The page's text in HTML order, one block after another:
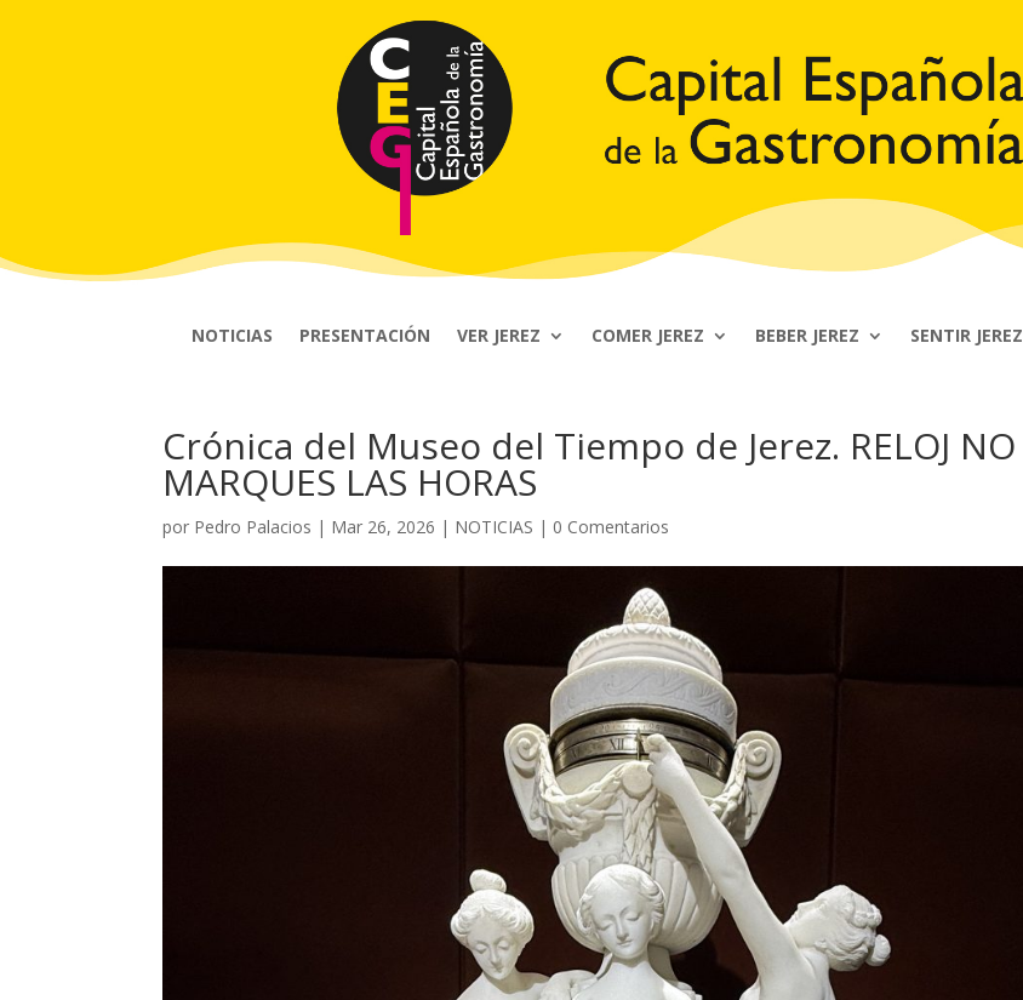
NOTICIAS PRESENTACIÓN VER JEREZ COMER JEREZ BEBER JEREZ SENTIR JEREZ
Crónica del Museo del Tiempo de Jerez. RELOJ NO
MARQUES LAS HORAS
por Pedro Palacios | Mar 26, 2026 | NOTICIAS | 0 Comentarios